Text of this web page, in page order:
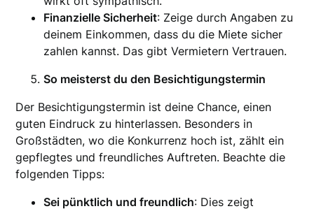
Finanzielle Sicherheit: Zeige durch Angaben zu
deinem Einkommen, dass du die Miete sicher
zahlen kannst. Das gibt Vermietern Vertrauen.
So meisterst du den Besichtigungstermin
Der Besichtigungstermin ist deine Chance, einen
guten Eindruck zu hinterlassen. Besonders in
Großstädten, wo die Konkurrenz hoch ist, zählt ein
gepflegtes und freundliches Auftreten. Beachte die
folgenden Tipps:
Sei pünktlich und freundlich: Dies zeigt